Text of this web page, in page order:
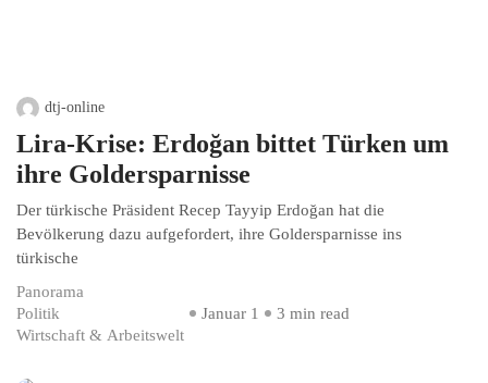
dtj-online
Lira-Krise: Erdoğan bittet Türken um
ihre Goldersparnisse
Der türkische Präsident Recep Tayyip Erdoğan hat die
Bevölkerung dazu aufgefordert, ihre Goldersparnisse ins
türkische
Panorama
Politik
Wirtschaft & Arbeitswelt
Januar 1 3 min read